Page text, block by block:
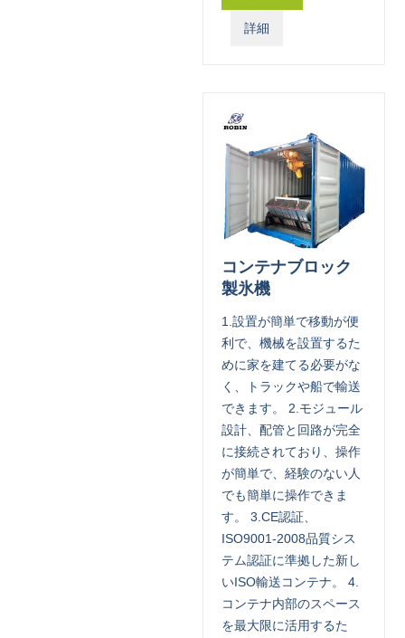
詳細
コンテナブロック
製氷機
1.設置が簡単で移動が便
利で、機械を設置するた
めに家を建てる必要がな
く、トラックや船で輸送
できます。 2.モジュール
設計、配管と回路が完全
に接続されており、操作
が簡単で、経験のない人
でも簡単に操作できま
す。 3.CE認証、
ISO9001-2008品質シス
テム認証に準拠した新し
いISO輸送コンテナ。 4.
コンテナ内部のスペース
を最大限に活用するた